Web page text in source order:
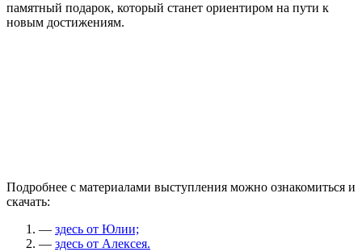
памятный подарок, который станет ориентиром на пути к
новым достижениям.
Подробнее с материалами выступления можно ознакомиться и
скачать:
— здесь от Юлии;
— здесь от Алексея.